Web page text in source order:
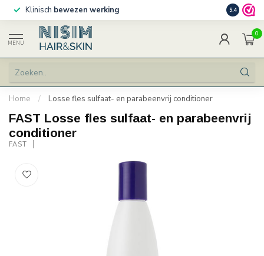
Klinisch bewezen werking 9.4
MENU
0
Home / Losse fles sulfaat- en parabeenvrij conditioner
FAST Losse fles sulfaat- en parabeenvrij
conditioner
FAST